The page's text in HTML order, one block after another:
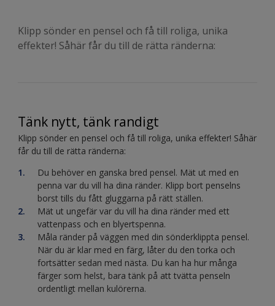
Klipp sönder en pensel och få till roliga, unika
effekter! Såhär får du till de rätta ränderna:
Tänk nytt, tänk randigt
Klipp sönder en pensel och få till roliga, unika effekter! Såhär
får du till de rätta ränderna:
Du behöver en ganska bred pensel. Mät ut med en
penna var du vill ha dina ränder. Klipp bort penselns
borst tills du fått gluggarna på rätt ställen.
Mät ut ungefär var du vill ha dina ränder med ett
vattenpass och en blyertspenna.
Måla ränder på väggen med din sönderklippta pensel.
När du är klar med en färg, låter du den torka och
fortsätter sedan med nästa. Du kan ha hur många
färger som helst, bara tänk på att tvätta penseln
ordentligt mellan kulörerna.